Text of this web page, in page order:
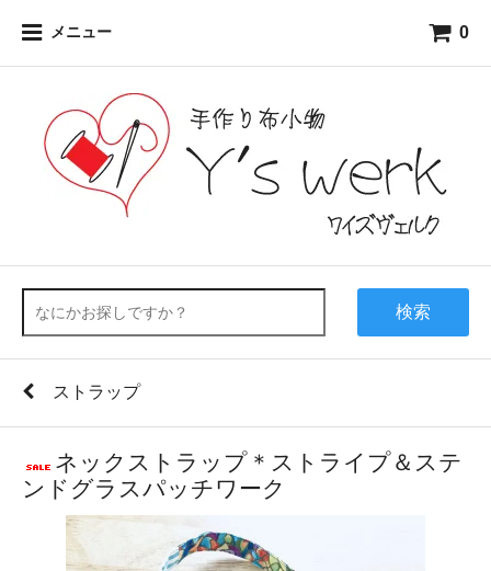
メニュー 0
検索
ストラップ
ネックストラップ＊ストライプ＆ステ
ンドグラスパッチワーク